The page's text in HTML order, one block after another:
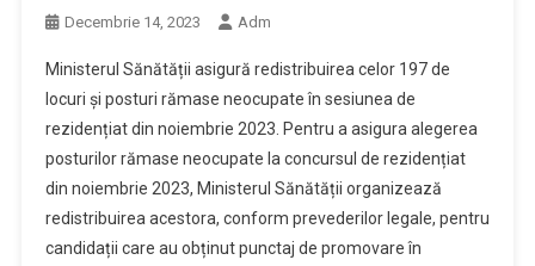
Decembrie 14, 2023 Adm
Ministerul Sănătății asigură redistribuirea celor 197 de
locuri și posturi rămase neocupate în sesiunea de
rezidențiat din noiembrie 2023. Pentru a asigura alegerea
posturilor rămase neocupate la concursul de rezidențiat
din noiembrie 2023, Ministerul Sănătății organizează
redistribuirea acestora, conform prevederilor legale, pentru
candidații care au obținut punctaj de promovare în